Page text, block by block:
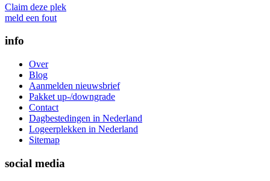
Claim deze plek
meld een fout
info
Over
Blog
Aanmelden nieuwsbrief
Pakket up-/downgrade
Contact
Dagbestedingen in Nederland
Logeerplekken in Nederland
Sitemap
social media